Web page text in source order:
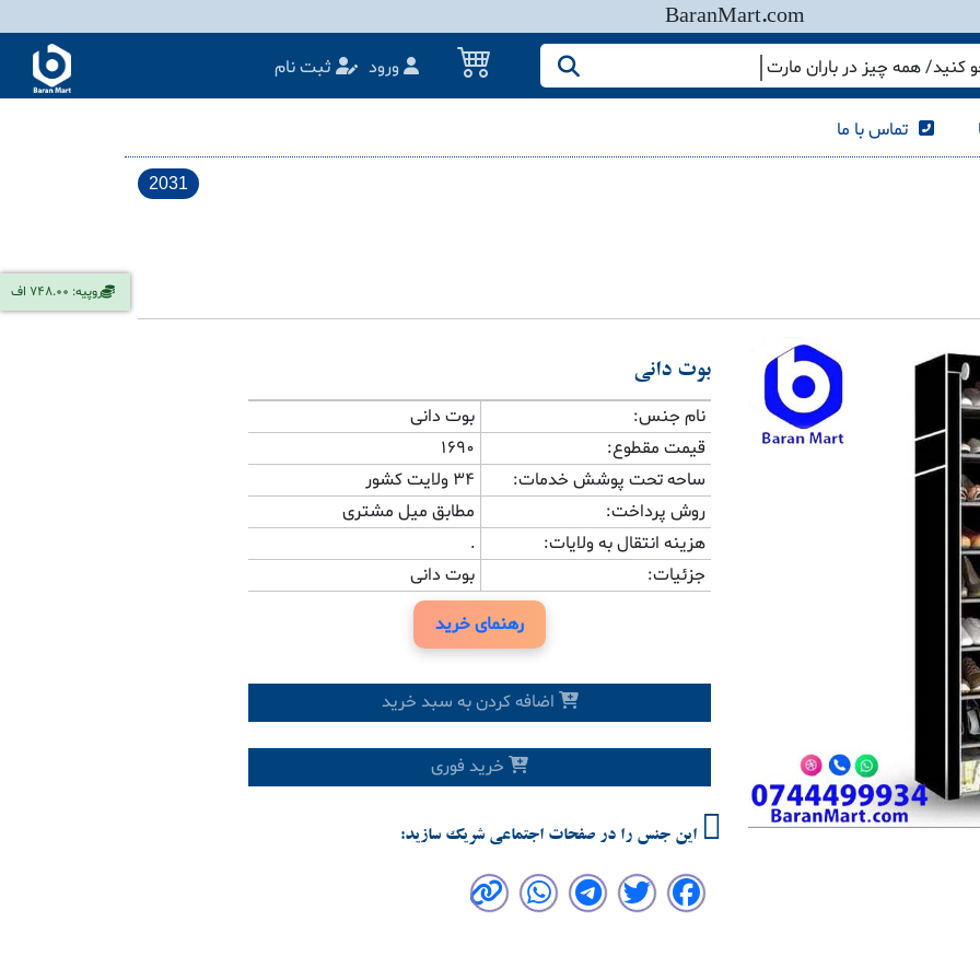
BaranMart.com
کنید/ همه چیز در باران مارت ورود ثبت نام
تماس با ما
روپیه: 748.00 اف
2031
بوت دانی
نام جنس:
بوت دانی
قیمت مقطوع:
1690
ساحه تحت پوشش خدمات:
34 ولایت کشور
روش پرداخت:
مطابق میل مشتری
هزینه انتقال به ولایات:
.
جزئیات:
بوت دانی
رهنمای خرید
اضافه کردن به سبد خرید
خرید فوری
این جنس را در صفحات اجتماعی شریک سازید: